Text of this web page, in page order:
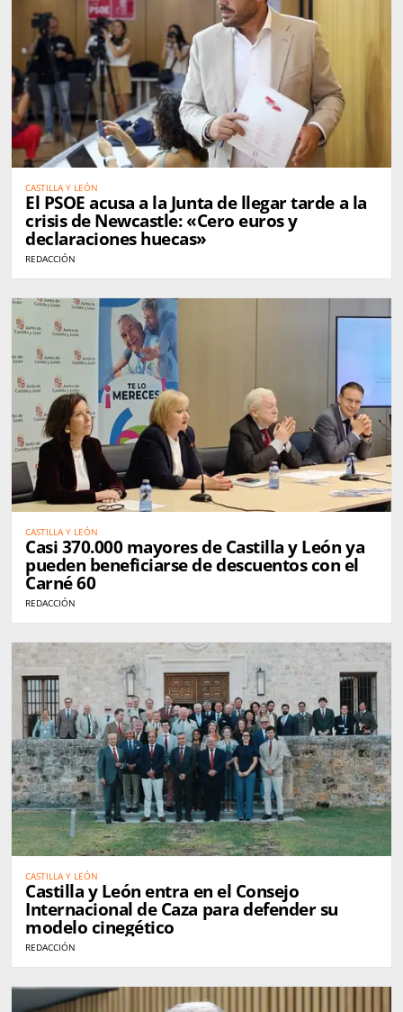
CASTILLA Y LEÓN
El PSOE acusa a la Junta de llegar tarde a la
crisis de Newcastle: «Cero euros y
declaraciones huecas»
REDACCIÓN
CASTILLA Y LEÓN
Casi 370.000 mayores de Castilla y León ya
pueden beneficiarse de descuentos con el
Carné 60
REDACCIÓN
CASTILLA Y LEÓN
Castilla y León entra en el Consejo
Internacional de Caza para defender su
modelo cinegético
REDACCIÓN